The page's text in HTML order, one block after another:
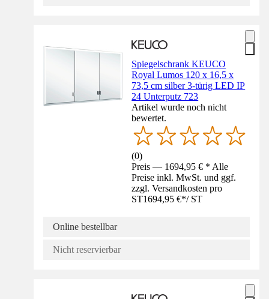
Spiegelschrank KEUCO
Royal Lumos 120 x 16,5 x
73,5 cm silber 3-türig LED IP
24 Unterputz 723
Artikel wurde noch nicht
bewertet.
(0)
Preis — 1694,95 € * Alle
Preise inkl. MwSt. und ggf.
zzgl. Versandkosten pro
ST1694,95 €*/ ST
Online bestellbar
Nicht reservierbar